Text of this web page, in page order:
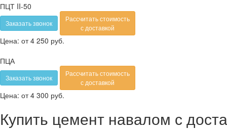
ПЦТ II-50
Заказать звонок
Рассчитать стоимость
с доставкой
Цена: от 4 250 руб.
ПЦА
Заказать звонок
Рассчитать стоимость
с доставкой
Цена: от 4 300 руб.
Купить цемент навалом с